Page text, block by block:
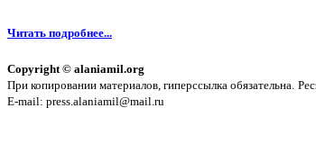
Читать подробнее...
Copyright © alaniamil.org
При копировании материалов, гиперссылка обязательна.
E-mail: press.alaniamil@mail.ru